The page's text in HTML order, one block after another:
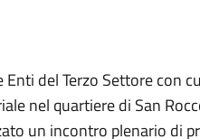
del Terzo Settore con
nel quartiere di San
un incontro plenario di